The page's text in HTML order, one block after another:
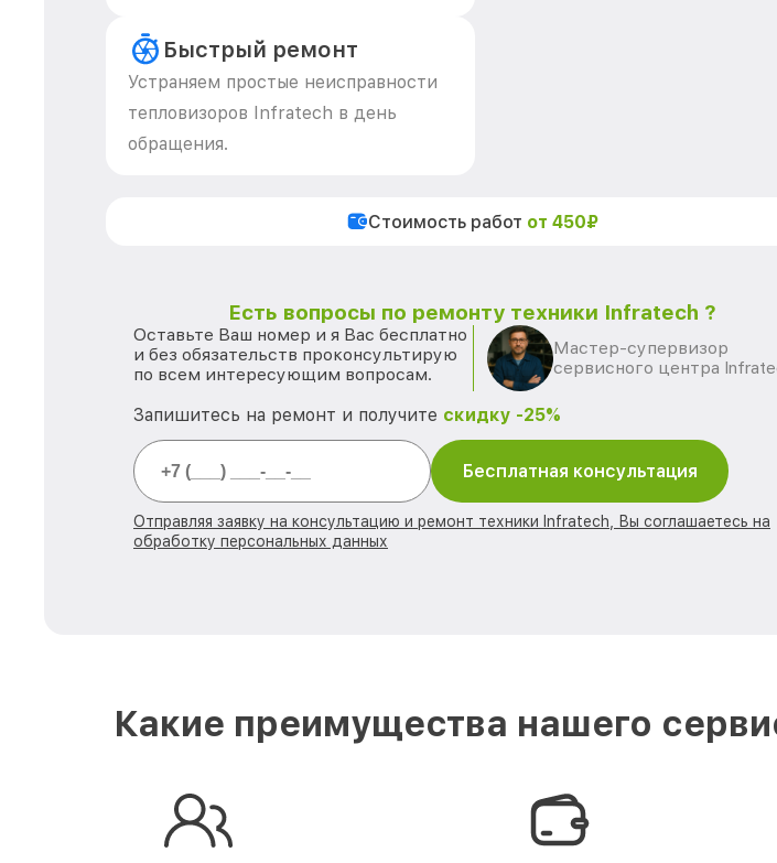
Быстрый ремонт
Устраняем простые неисправности
тепловизоров Infratech в день
обращения.
Стоимость работ от 450₽
Есть вопросы по ремонту техники Infratech ?
Оставьте Ваш номер и я Вас бесплатно
и без обязательств проконсультирую
по всем интересующим вопросам.
Мастер-супервизор
сервисного центра
Запишитесь на ремонт и получите скидку -25%
Бесплатная консультация
Отправляя заявку на консультацию и ремонт техники Infratech, Вы соглашаетесь на
обработку персональных данных
Какие преимущества нашего